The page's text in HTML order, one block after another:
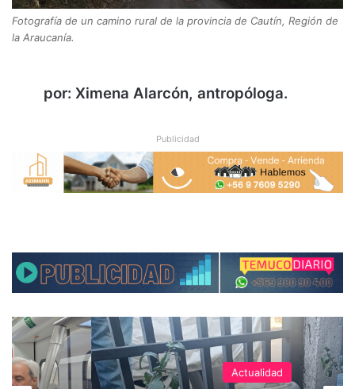
Fotografía de un camino rural de la provincia de Cautín, Región de
la Araucanía.
por: Ximena Alarcón, antropóloga.
Publicidad
Actualidad